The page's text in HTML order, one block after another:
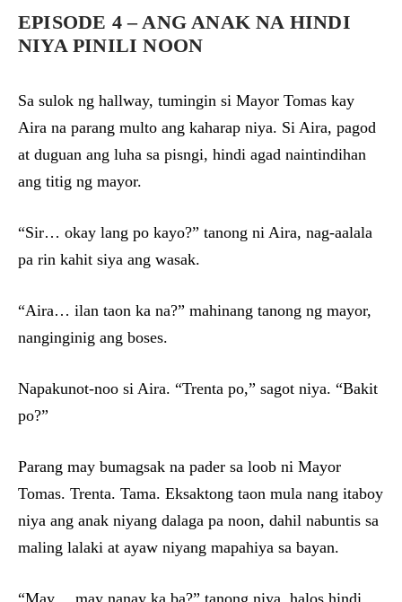
EPISODE 4 – ANG ANAK NA HINDI
NIYA PINILI NOON
Sa sulok ng hallway, tumingin si Mayor Tomas kay
Aira na parang multo ang kaharap niya. Si Aira, pagod
at duguan ang luha sa pisngi, hindi agad naintindihan
ang titig ng mayor.
“Sir… okay lang po kayo?” tanong ni Aira, nag-aalala
pa rin kahit siya ang wasak.
“Aira… ilan taon ka na?” mahinang tanong ng mayor,
nanginginig ang boses.
Napakunot-noo si Aira. “Trenta po,” sagot niya. “Bakit
po?”
Parang may bumagsak na pader sa loob ni Mayor
Tomas. Trenta. Tama. Eksaktong taon mula nang itaboy
niya ang anak niyang dalaga pa noon, dahil nabuntis sa
maling lalaki at ayaw niyang mapahiya sa bayan.
“May… may nanay ka ba?” tanong niya, halos hindi